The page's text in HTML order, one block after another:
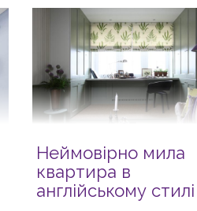
Неймовірно мила
квартира в
англійському стилі